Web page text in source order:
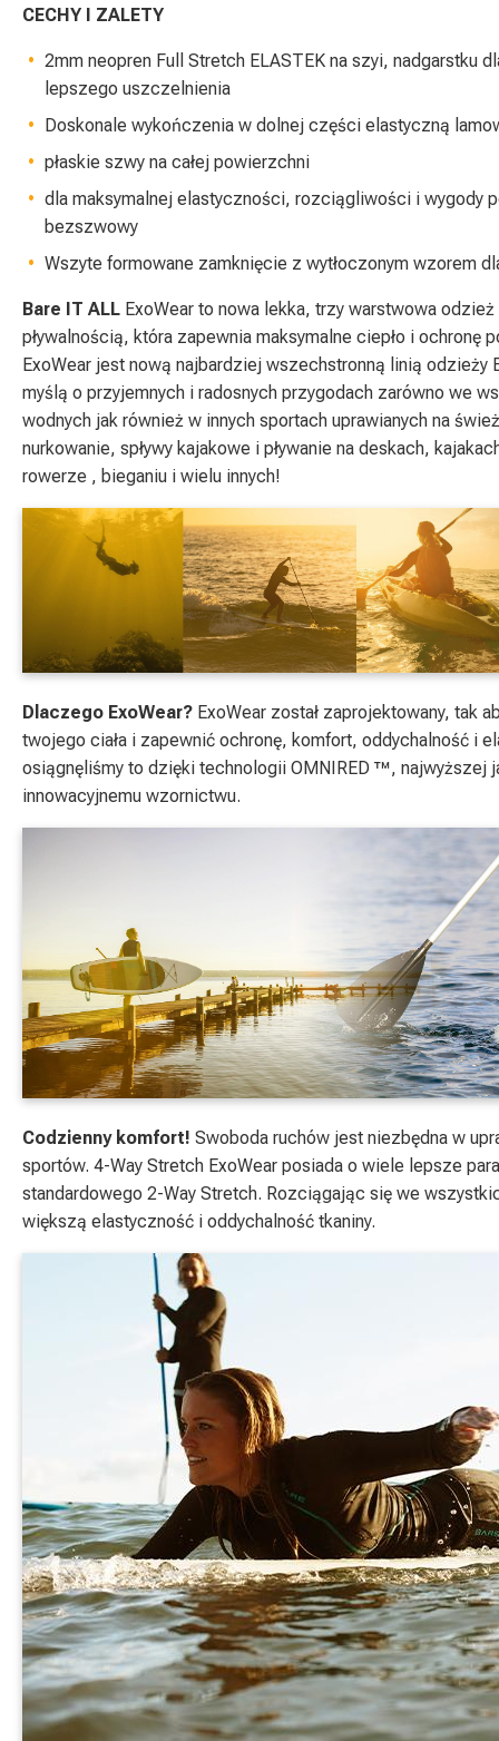
CECHY I ZALETY
2mm neopren Full Stretch ELASTEK na szyi, nadgarstku
lepszego uszczelnienia
Doskonale wykończenia w dolnej części elastyczną
płaskie szwy na całej powierzchni
dla maksymalnej elastyczności, rozciągliwości i wygody
bezszwowy
Wszyte formowane zamknięcie z wytłoczonym wzorem
Bare IT ALL ExoWear to nowa lekka, trzy warstwowa odzież
pływalnością, która zapewnia maksymalne ciepło i ochronę
ExoWear jest nową najbardziej wszechstronną linią odzieży
myślą o przyjemnych i radosnych przygodach zarówno we
wodnych jak również w innych sportach uprawianych na
nurkowanie, spływy kajakowe i pływanie na deskach,
rowerze , bieganiu i wielu innych!
Dlaczego ExoWear? ExoWear został zaprojektowany, tak
twojego ciała i zapewnić ochronę, komfort, oddychalność i
osiągnęliśmy to dzięki technologii OMNIRED ™, najwyższej
innowacyjnemu wzornictwu.
Codzienny komfort! Swoboda ruchów jest niezbędna w
sportów. 4-Way Stretch ExoWear posiada o wiele lepsze
standardowego 2-Way Stretch. Rozciągając się we
większą elastyczność i oddychalność tkaniny.